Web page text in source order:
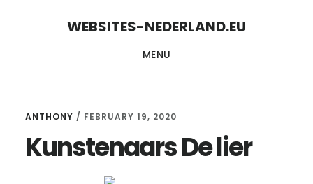
WEBSITES-NEDERLAND.EU
MENU
ANTHONY / FEBRUARY 19, 2020
Kunstenaars De lier